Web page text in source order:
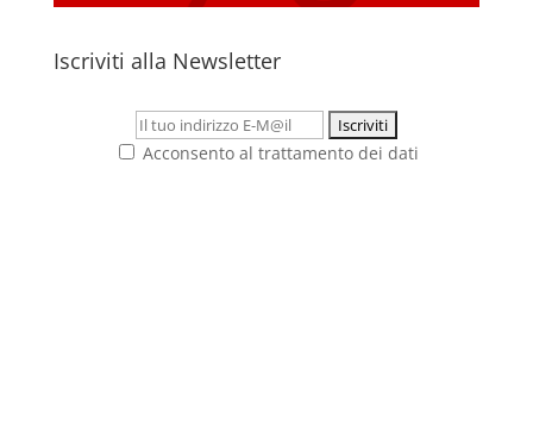
Iscriviti alla Newsletter
Acconsento al trattamento dei dati